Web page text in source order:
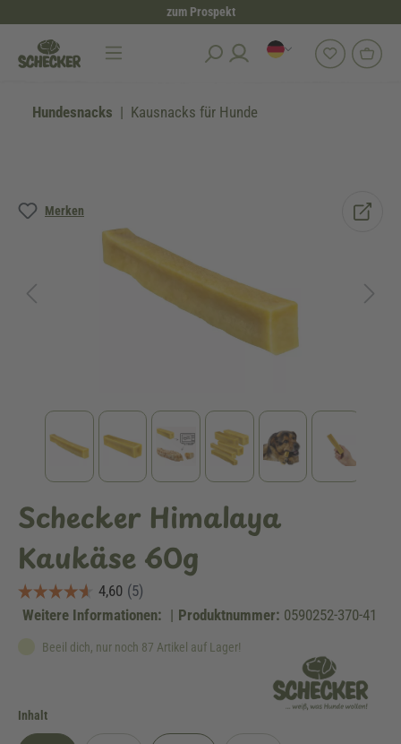
zum Prospekt
Hundesnacks Kausnacks für Hunde
Merken
Bildergalerie überspringen
Schecker Himalaya
Kaukäse 60g
Weitere Informationen: | Produktnummer: 0590252-370-41
Beeil dich, nur noch 87 Artikel auf Lager!
Inhaltauswählen